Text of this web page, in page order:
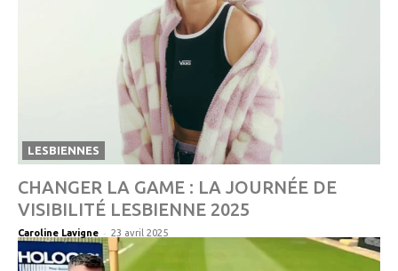
LESBIENNES
CHANGER LA GAME : LA JOURNÉE DE
VISIBILITÉ LESBIENNE 2025
Caroline Lavigne - 23 avril 2025